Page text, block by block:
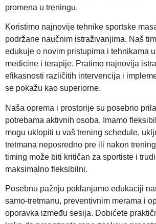
promena u treningu.
Koristimo najnovije tehnike sportske
podržane naučnim istraživanjima. Naš
edukuje o novim pristupima i tehnikama
medicine i terapije. Pratimo najnovija
efikasnosti različitih intervencija i
se pokažu kao superiorne.
Naša oprema i prostorije su posebno
potrebama aktivnih osoba. Imamo
mogu uklopiti u vaš trening schedule,
tretmana neposredno pre ili nakon
timing može biti kritičan za sportiste i
maksimalno fleksibilni.
Posebnu pažnju poklanjamo edukaciji
samo-tretmanu, preventivnim merama i
oporavka između sesija. Dobićete